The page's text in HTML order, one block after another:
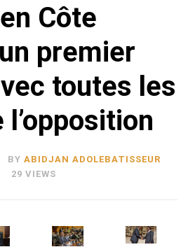
Côte
premier
toutes les
BY ABIDJAN ADOLEBATISSEUR
29 VIEWS